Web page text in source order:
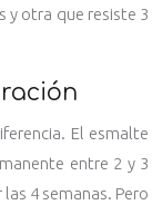
y otra que resiste 3
El esmalte
entre 2 y 3
4 semanas. Pero